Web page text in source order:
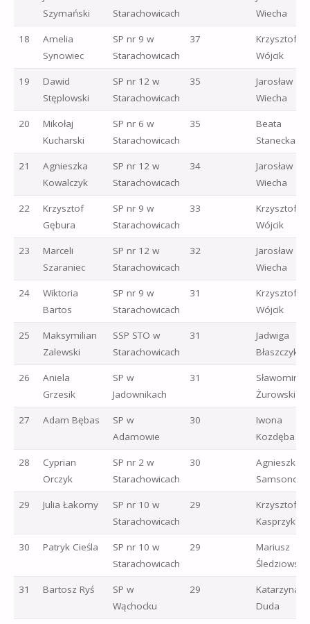
Szymański
Starachowicach
Wiecha
18
Amelia
Synowiec
SP nr 9 w
Starachowicach
37
Krzysztof
Wójcik
19
Dawid
Stęplowski
SP nr 12 w
Starachowicach
35
Jarosław
Wiecha
20
Mikołaj
Kucharski
SP nr 6 w
Starachowicach
35
Beata
Stanecka
21
Agnieszka
Kowalczyk
SP nr 12 w
Starachowicach
34
Jarosław
Wiecha
22
Krzysztof
Gębura
SP nr 9 w
Starachowicach
33
Krzysztof
Wójcik
23
Marceli
Szaraniec
SP nr 12 w
Starachowicach
32
Jarosław
Wiecha
24
Wiktoria
Bartos
SP nr 9 w
Starachowicach
31
Krzysztof
Wójcik
25
Maksymilian
Zalewski
SSP STO w
Starachowicach
31
Jadwiga
Błaszczyk
26
Aniela
Grzesik
SP w
Jadownikach
31
Sławomir
Żurowski
27 Adam Bębas
SP w
Adamowie
30
Iwona
Kozdęba
28
Cyprian
Orczyk
SP nr 2 w
Starachowicach
30
Agnieszka
29 Julia Łakomy
SP nr 10 w
Starachowicach
29
Krzysztof
Kasprzyk
30 Patryk Cieśla
SP nr 10 w
Starachowicach
29
Mariusz
Śledziowski
31 Bartosz Ryś
SP w
Wąchocku
29
Katarzyna
Duda